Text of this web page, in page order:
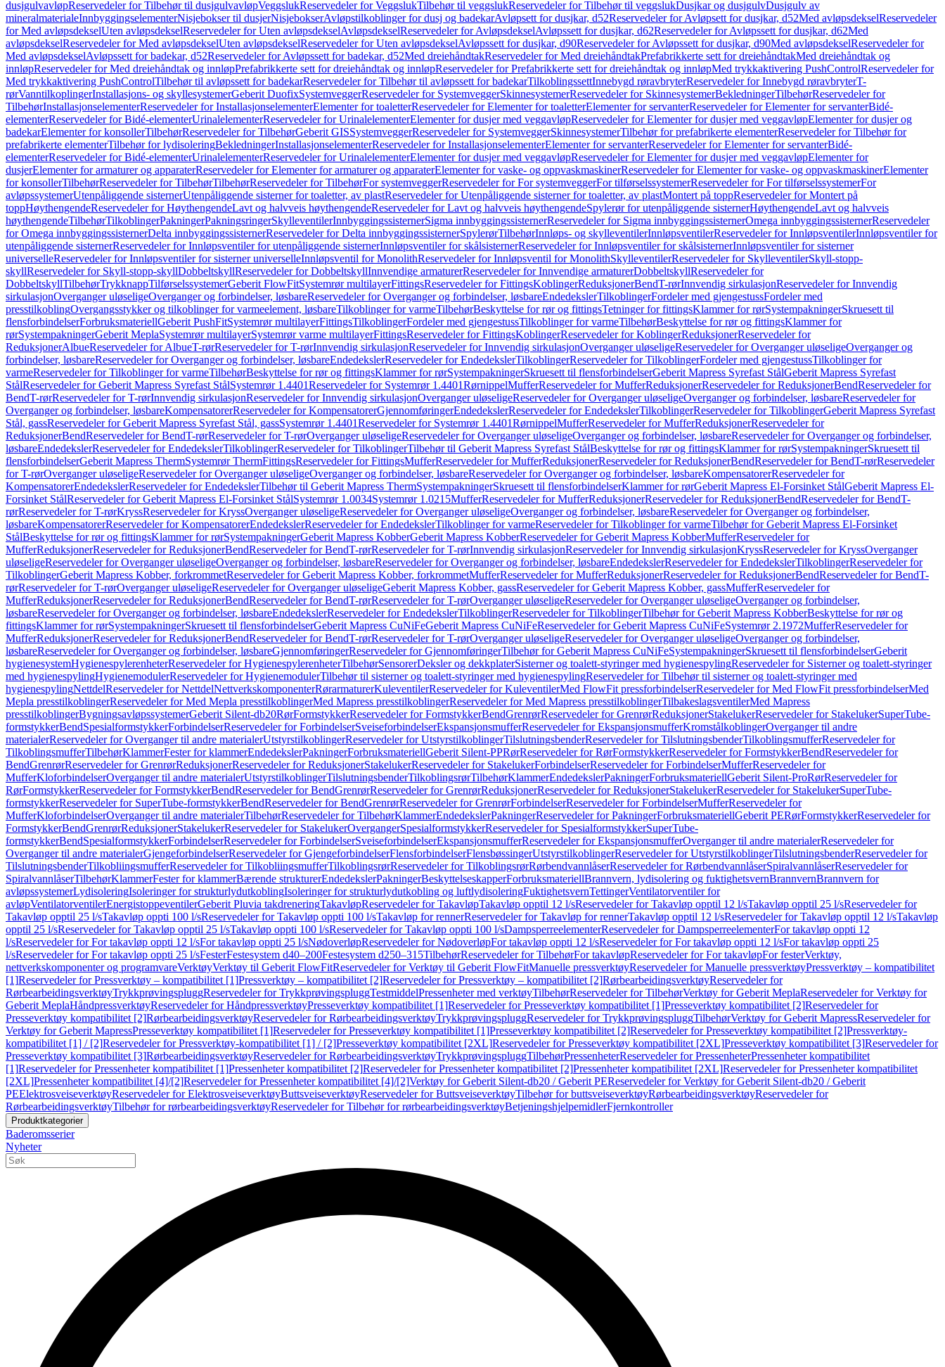
dusjgulvavløpReservedeler for Tilbehør til dusjgulvavløpVeggslukReservedeler for VeggslukTilbehør til veggslukReservedeler for Tilbehør til veggslukDusjkar og dusjgulvDusjgulv av
mineralmaterialeInnbyggingselementerNisjebokser til dusjerNisjebokserAvløpstilkoblinger for dusj og badekarAvløpsett for dusjkar, d52Reservedeler for Avløpsett for dusjkar, d52Med avløpsdekselReservedeler
for Med avløpsdekselUten avløpsdekselReservedeler for Uten avløpsdekselAvløpsdekselReservedeler for AvløpsdekselAvløpssett for dusjkar, d62Reservedeler for Avløpssett for dusjkar, d62Med
avløpsdekselReservedeler for Med avløpsdekselUten avløpsdekselReservedeler for Uten avløpsdekselAvløpssett for dusjkar, d90Reservedeler for Avløpssett for dusjkar, d90Med avløpsdekselReservedeler for
Med avløpsdekselAvløpssett for badekar, d52Reservedeler for Avløpssett for badekar, d52Med dreiehåndtakReservedeler for Med dreiehåndtakPrefabrikkerte sett for dreiehåndtakMed dreiehåndtak og
innløpReservedeler for Med dreiehåndtak og innløpPrefabrikkerte sett for dreiehåndtak og innløpReservedeler for Prefabrikkerte sett for dreiehåndtak og innløpMed trykkaktivering PushControlReservedeler for
Med trykkaktivering PushControlTilbehør til avløpssett for badekarReservedeler for Tilbehør til avløpssett for badekarTilkoblingssettInnebygd røravbryterReservedeler for Innebygd røravbryterT-
rørVanntilkoplingerInstallasjons- og skyllesystemerGeberit DuofixSystemveggerReservedeler for SystemveggerSkinnesystemerReservedeler for SkinnesystemerBekledningerTilbehørReservedeler for
TilbehørInstallasjonselementerReservedeler for InstallasjonselementerElementer for toaletterReservedeler for Elementer for toaletterElementer for servanterReservedeler for Elementer for servanterBidé-
elementerReservedeler for Bidé-elementerUrinalelementerReservedeler for UrinalelementerElementer for dusjer med veggavløpReservedeler for Elementer for dusjer med veggavløpElementer for dusjer og
badekarElementer for konsollerTilbehørReservedeler for TilbehørGeberit GISSystemveggerReservedeler for SystemveggerSkinnesystemerTilbehør for prefabrikerte elementerReservedeler for Tilbehør for
prefabrikerte elementerTilbehør for lydisoleringBekledningerInstallasjonselementerReservedeler for InstallasjonselementerElementer for servanterReservedeler for Elementer for servanterBidé-
elementerReservedeler for Bidé-elementerUrinalelementerReservedeler for UrinalelementerElementer for dusjer med veggavløpReservedeler for Elementer for dusjer med veggavløpElementer for
dusjerElementer for armaturer og apparaterReservedeler for Elementer for armaturer og apparaterElementer for vaske- og oppvaskmaskinerReservedeler for Elementer for vaske- og oppvaskmaskinerElementer
for konsollerTilbehørReservedeler for TilbehørTilbehørReservedeler for TilbehørFor systemveggerReservedeler for For systemveggerFor tilførselssystemerReservedeler for For tilførselssystemerFor
avløpssystemerUtenpåliggende sisternerUtenpåliggende sisterner for toaletter, av plastReservedeler for Utenpåliggende sisterner for toaletter, av plastMontert på toppReservedeler for Montert på
toppHøythengendeReservedeler for HøythengendeLavt og halvveis høythengendeReservedeler for Lavt og halvveis høythengendeSpylerør for utenpåliggende sisternerHøythengendeLavt og halvveis
høythengendeTilbehørTilkoblingerPakningerPakningsringerSkylleventilerInnbyggingssisternerSigma innbyggingssisternerReservedeler for Sigma innbyggingssisternerOmega innbyggingssisternerReservedeler
for Omega innbyggingssisternerDelta innbyggingssisternerReservedeler for Delta innbyggingssisternerSpylerørTilbehørInnløps- og skylleventilerInnløpsventilerReservedeler for InnløpsventilerInnløpsventiler for
utenpåliggende sisternerReservedeler for Innløpsventiler for utenpåliggende sisternerInnløpsventiler for skålsisternerReservedeler for Innløpsventiler for skålsisternerInnløpsventiler for sisterner
universelleReservedeler for Innløpsventiler for sisterner universelleInnløpsventil for MonolithReservedeler for Innløpsventil for MonolithSkylleventilerReservedeler for SkylleventilerSkyll-stopp-
skyllReservedeler for Skyll-stopp-skyllDobbeltskyllReservedeler for DobbeltskyllInnvendige armaturerReservedeler for Innvendige armaturerDobbeltskyllReservedeler for
DobbeltskyllTilbehørTrykknappTilførselssystemerGeberit FlowFitSystemrør multilayerFittingsReservedeler for FittingsKoblingerReduksjonerBendT-rørInnvendig sirkulasjonReservedeler for Innvendig
sirkulasjonOverganger uløseligeOverganger og forbindelser, løsbareReservedeler for Overganger og forbindelser, løsbareEndedekslerTilkoblingerFordeler med gjengestussFordeler med
presstilkoblingOvergangsstykker og tilkoblinger for varmeelement, løsbareTilkoblinger for varmeTilbehørBeskyttelse for rør og fittingsTetninger for fittingsKlammer for rørSystempakningerSkruesett til
flensforbindelserForbruksmateriellGeberit PushFitSystemrør multilayerFittingsTilkoblingerFordeler med gjengestussTilkoblinger for varmeTilbehørBeskyttelse for rør og fittingsKlammer for
rørSystempakningerGeberit MeplaSystemrør multilayerSystemrør varme multilayerFittingsReservedeler for FittingsKoblingerReservedeler for KoblingerReduksjonerReservedeler for
ReduksjonerAlbueReservedeler for AlbueT-rørReservedeler for T-rørInnvendig sirkulasjonReservedeler for Innvendig sirkulasjonOverganger uløseligeReservedeler for Overganger uløseligeOverganger og
forbindelser, løsbareReservedeler for Overganger og forbindelser, løsbareEndedekslerReservedeler for EndedekslerTilkoblingerReservedeler for TilkoblingerFordeler med gjengestussTilkoblinger for
varmeReservedeler for Tilkoblinger for varmeTilbehørBeskyttelse for rør og fittingsKlammer for rørSystempakningerSkruesett til flensforbindelserGeberit Mapress Syrefast StålGeberit Mapress Syrefast
StålReservedeler for Geberit Mapress Syrefast StålSystemrør 1.4401Reservedeler for Systemrør 1.4401RørnippelMufferReservedeler for MufferReduksjonerReservedeler for ReduksjonerBendReservedeler for
BendT-rørReservedeler for T-rørInnvendig sirkulasjonReservedeler for Innvendig sirkulasjonOverganger uløseligeReservedeler for Overganger uløseligeOverganger og forbindelser, løsbareReservedeler for
Overganger og forbindelser, løsbareKompensatorerReservedeler for KompensatorerGjennomføringerEndedekslerReservedeler for EndedekslerTilkoblingerReservedeler for TilkoblingerGeberit Mapress Syrefast
Stål, gassReservedeler for Geberit Mapress Syrefast Stål, gassSystemrør 1.4401Reservedeler for Systemrør 1.4401RørnippelMufferReservedeler for MufferReduksjonerReservedeler for
ReduksjonerBendReservedeler for BendT-rørReservedeler for T-rørOverganger uløseligeReservedeler for Overganger uløseligeOverganger og forbindelser, løsbareReservedeler for Overganger og forbindelser,
løsbareEndedekslerReservedeler for EndedekslerTilkoblingerReservedeler for TilkoblingerTilbehør til Geberit Mapress Syrefast StålBeskyttelse for rør og fittingsKlammer for rørSystempakningerSkruesett til
flensforbindelserGeberit Mapress ThermSystemrør ThermFittingsReservedeler for FittingsMufferReservedeler for MufferReduksjonerReservedeler for ReduksjonerBendReservedeler for BendT-rørReservedeler
for T-rørOverganger uløseligeReservedeler for Overganger uløseligeOverganger og forbindelser, løsbareReservedeler for Overganger og forbindelser, løsbareKompensatorerReservedeler for
KompensatorerEndedekslerReservedeler for EndedekslerTilbehør til Geberit Mapress ThermSystempakningerSkruesett til flensforbindelserKlammer for rørGeberit Mapress El-Forsinket StålGeberit Mapress El-
Forsinket StålReservedeler for Geberit Mapress El-Forsinket StålSystemrør 1.0034Systemrør 1.0215MufferReservedeler for MufferReduksjonerReservedeler for ReduksjonerBendReservedeler for BendT-
rørReservedeler for T-rørKryssReservedeler for KryssOverganger uløseligeReservedeler for Overganger uløseligeOverganger og forbindelser, løsbareReservedeler for Overganger og forbindelser,
løsbareKompensatorerReservedeler for KompensatorerEndedekslerReservedeler for EndedekslerTilkoblinger for varmeReservedeler for Tilkoblinger for varmeTilbehør for Geberit Mapress El-Forsinket
StålBeskyttelse for rør og fittingsKlammer for rørSystempakningerGeberit Mapress KobberGeberit Mapress KobberReservedeler for Geberit Mapress KobberMufferReservedeler for
MufferReduksjonerReservedeler for ReduksjonerBendReservedeler for BendT-rørReservedeler for T-rørInnvendig sirkulasjonReservedeler for Innvendig sirkulasjonKryssReservedeler for KryssOverganger
uløseligeReservedeler for Overganger uløseligeOverganger og forbindelser, løsbareReservedeler for Overganger og forbindelser, løsbareEndedekslerReservedeler for EndedekslerTilkoblingerReservedeler for
TilkoblingerGeberit Mapress Kobber, forkrommetReservedeler for Geberit Mapress Kobber, forkrommetMufferReservedeler for MufferReduksjonerReservedeler for ReduksjonerBendReservedeler for BendT-
rørReservedeler for T-rørOverganger uløseligeReservedeler for Overganger uløseligeGeberit Mapress Kobber, gassReservedeler for Geberit Mapress Kobber, gassMufferReservedeler for
MufferReduksjonerReservedeler for ReduksjonerBendReservedeler for BendT-rørReservedeler for T-rørOverganger uløseligeReservedeler for Overganger uløseligeOverganger og forbindelser,
løsbareReservedeler for Overganger og forbindelser, løsbareEndedekslerReservedeler for EndedekslerTilkoblingerReservedeler for TilkoblingerTilbehør for Geberit Mapress KobberBeskyttelse for rør og
fittingsKlammer for rørSystempakningerSkruesett til flensforbindelserGeberit Mapress CuNiFeGeberit Mapress CuNiFeReservedeler for Geberit Mapress CuNiFeSystemrør 2.1972MufferReservedeler for
MufferReduksjonerReservedeler for ReduksjonerBendReservedeler for BendT-rørReservedeler for T-rørOverganger uløseligeReservedeler for Overganger uløseligeOverganger og forbindelser,
løsbareReservedeler for Overganger og forbindelser, løsbareGjennomføringerReservedeler for GjennomføringerTilbehør for Geberit Mapress CuNiFeSystempakningerSkruesett til flensforbindelserGeberit
hygienesystemHygienespylerenheterReservedeler for HygienespylerenheterTilbehørSensorerDeksler og dekkplaterSisterner og toalett-styringer med hygienespylingReservedeler for Sisterner og toalett-styringer
med hygienespylingHygienemodulerReservedeler for HygienemodulerTilbehør til sisterner og toalett-styringer med hygienespylingReservedeler for Tilbehør til sisterner og toalett-styringer med
hygienespylingNettdelReservedeler for NettdelNettverkskomponenterRørarmaturerKuleventilerReservedeler for KuleventilerMed FlowFit pressforbindelserReservedeler for Med FlowFit pressforbindelserMed
Mepla presstilkoblingerReservedeler for Med Mepla presstilkoblingerMed Mapress presstilkoblingerReservedeler for Med Mapress presstilkoblingerTilbakeslagsventilerMed Mapress
presstilkoblingerBygningsavløpssystemerGeberit Silent-db20RørFormstykkerReservedeler for FormstykkerBendGrenrørReservedeler for GrenrørReduksjonerStakelukerReservedeler for StakelukerSuperTube-
formstykkerBendSpesialformstykkerForbindelserReservedeler for ForbindelserSveiseforbindelserEkspansjonsmufferReservedeler for EkspansjonsmufferKromstålkoblingerOverganger til andre
materialerReservedeler for Overganger til andre materialerUtstyrstilkoblingerReservedeler for UtstyrstilkoblingerTilslutningsbenderReservedeler for TilslutningsbenderTilkoblingsmufferReservedeler for
TilkoblingsmufferTilbehørKlammerFester for klammerEndedekslerPakningerForbruksmateriellGeberit Silent-PPRørReservedeler for RørFormstykkerReservedeler for FormstykkerBendReservedeler for
BendGrenrørReservedeler for GrenrørReduksjonerReservedeler for ReduksjonerStakelukerReservedeler for StakelukerForbindelserReservedeler for ForbindelserMufferReservedeler for
MufferKloforbindelserOverganger til andre materialerUtstyrstilkoblingerTilslutningsbenderTilkoblingsrørTilbehørKlammerEndedekslerPakningerForbruksmateriellGeberit Silent-ProRørReservedeler for
RørFormstykkerReservedeler for FormstykkerBendReservedeler for BendGrenrørReservedeler for GrenrørReduksjonerReservedeler for ReduksjonerStakelukerReservedeler for StakelukerSuperTube-
formstykkerReservedeler for SuperTube-formstykkerBendReservedeler for BendGrenrørReservedeler for GrenrørForbindelserReservedeler for ForbindelserMufferReservedeler for
MufferKloforbindelserOverganger til andre materialerTilbehørReservedeler for TilbehørKlammerEndedekslerPakningerReservedeler for PakningerForbruksmateriellGeberit PERørFormstykkerReservedeler for
FormstykkerBendGrenrørReduksjonerStakelukerReservedeler for StakelukerOvergangerSpesialformstykkerReservedeler for SpesialformstykkerSuperTube-
formstykkerBendSpesialformstykkerForbindelserReservedeler for ForbindelserSveiseforbindelserEkspansjonsmufferReservedeler for EkspansjonsmufferOverganger til andre materialerReservedeler for
Overganger til andre materialerGjengeforbindelserReservedeler for GjengeforbindelserFlensforbindelserFlensbøssingerUtstyrstilkoblingerReservedeler for UtstyrstilkoblingerTilslutningsbenderReservedeler for
TilslutningsbenderTilkobliingsmufferReservedeler for TilkobliingsmufferTilkoblingsrørReservedeler for TilkoblingsrørRørbendvannlåserReservedeler for RørbendvannlåserSpiralvannlåserReservedeler for
SpiralvannlåserTilbehørKlammerFester for klammerBærende strukturerEndedekslerPakningerBeskyttelseskapperForbruksmateriellBrannvern, lydisolering og fuktighetsvernBrannvernBrannvern for
avløpssystemerLydisoleringIsoleringer for strukturlydutkoblingIsoleringer for strukturlydutkobling og luftlydisoleringFuktighetsvernTettingerVentilatorventiler for
avløpVentilatorventilerEnergistoppeventilerGeberit Pluvia takdreneringTakavløpReservedeler for TakavløpTakavløp opptil 12 l/sReservedeler for Takavløp opptil 12 l/sTakavløp opptil 25 l/sReservedeler for
Takavløp opptil 25 l/sTakavløp oppti 100 l/sReservedeler for Takavløp oppti 100 l/sTakavløp for rennerReservedeler for Takavløp for rennerTakavløp opptil 12 l/sReservedeler for Takavløp opptil 12 l/sTakavløp
opptil 25 l/sReservedeler for Takavløp opptil 25 l/sTakavløp oppti 100 l/sReservedeler for Takavløp oppti 100 l/sDampsperreelementerReservedeler for DampsperreelementerFor takavløp oppti 12
l/sReservedeler for For takavløp oppti 12 l/sFor takavløp oppti 25 l/sNødoverløpReservedeler for NødoverløpFor takavløp oppti 12 l/sReservedeler for For takavløp oppti 12 l/sFor takavløp oppti 25
l/sReservedeler for For takavløp oppti 25 l/sFesterFestesystem d40–200Festesystem d250–315TilbehørReservedeler for TilbehørFor takavløpReservedeler for For takavløpFor festerVerktøy,
nettverkskomponenter og programvareVerktøyVerktøy til Geberit FlowFitReservedeler for Verktøy til Geberit FlowFitManuelle pressverktøyReservedeler for Manuelle pressverktøyPressverktøy – kompatibilitet
[1]Reservedeler for Pressverktøy – kompatibilitet [1]Pressverktøy – kompatibilitet [2]Reservedeler for Pressverktøy – kompatibilitet [2]RørbearbeidingsverktøyReservedeler for
RørbearbeidingsverktøyTrykkprøvingspluggReservedeler for TrykkprøvingspluggTestmiddelPressenheter med verktøyTilbehørReservedeler for TilbehørVerktøy for Geberit MeplaReservedeler for Verktøy for
Geberit MeplaHåndpressverktøyReservedeler for HåndpressverktøyPresseverktøy kompatibilitet [1]Reservedeler for Presseverktøy kompatibilitet [1]Presseverktøy kompatibilitet [2]Reservedeler for
Presseverktøy kompatibilitet [2]RørbearbeidingsverktøyReservedeler for RørbearbeidingsverktøyTrykkprøvingspluggReservedeler for TrykkprøvingspluggTilbehørVerktøy for Geberit MapressReservedeler for
Verktøy for Geberit MapressPresseverktøy kompatibilitet [1]Reservedeler for Presseverktøy kompatibilitet [1]Presseverktøy kompatibilitet [2]Reservedeler for Presseverktøy kompatibilitet [2]Pressverktøy-
kompatibilitet [1] / [2]Reservedeler for Pressverktøy-kompatibilitet [1] / [2]Presseverktøy kompatibilitet [2XL]Reservedeler for Presseverktøy kompatibilitet [2XL]Presseverktøy kompatibilitet [3]Reservedeler for
Presseverktøy kompatibilitet [3]RørbearbeidingsverktøyReservedeler for RørbearbeidingsverktøyTrykkprøvingspluggTilbehørPressenheterReservedeler for PressenheterPressenheter kompatibilitet
[1]Reservedeler for Pressenheter kompatibilitet [1]Pressenheter kompatibilitet [2]Reservedeler for Pressenheter kompatibilitet [2]Pressenheter kompatibilitet [2XL]Reservedeler for Pressenheter kompatibilitet
[2XL]Pressenheter kompatibilitet [4]/[2]Reservedeler for Pressenheter kompatibilitet [4]/[2]Verktøy for Geberit Silent-db20 / Geberit PEReservedeler for Verktøy for Geberit Silent-db20 / Geberit
PEElektrosveiseverktøyReservedeler for ElektrosveiseverktøyButtsveiseverktøyReservedeler for ButtsveiseverktøyTilbehør for buttsveiseverktøyRørbearbeidingsverktøyReservedeler for
RørbearbeidingsverktøyTilbehør for rørbearbeidingsverktøyReservedeler for Tilbehør for rørbearbeidingsverktøyBetjeningshjelpemidlerFjernkontroller
Produktkategorier
Baderomsserier
Nyheter